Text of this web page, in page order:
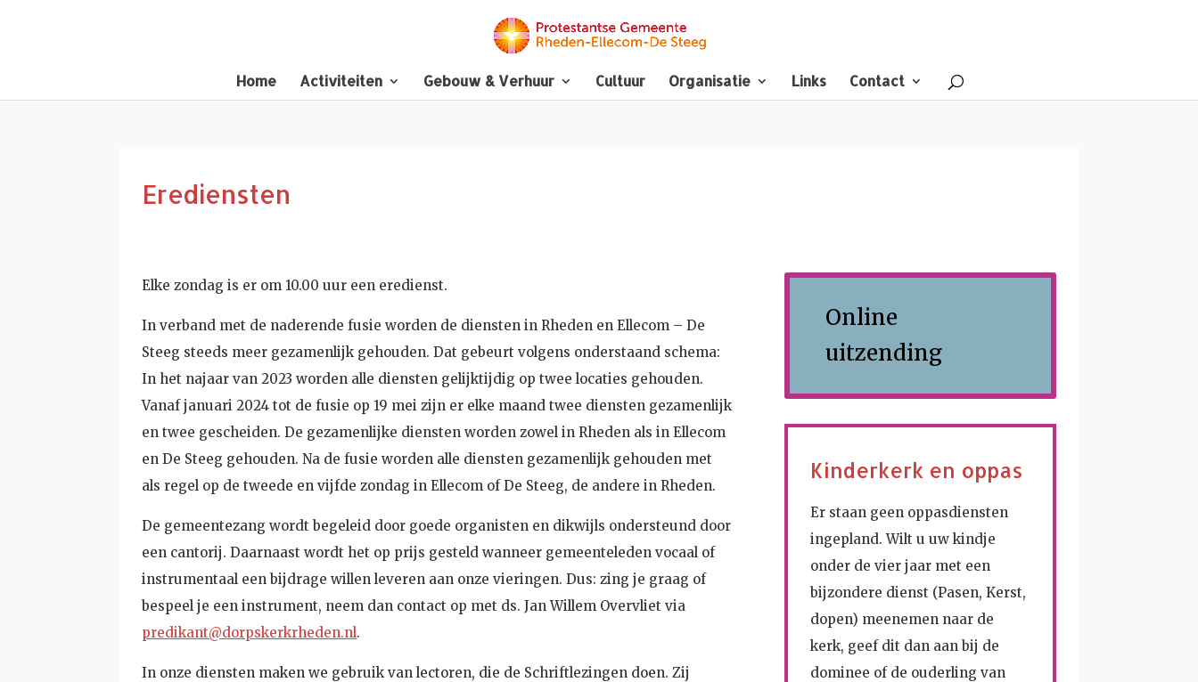
Home Activiteiten Gebouw & Verhuur Cultuur Organisatie Links Contact
Erediensten
Elke zondag is er om 10.00 uur een eredienst.
In verband met de naderende fusie worden de diensten in Rheden en Ellecom – De
Steeg steeds meer gezamenlijk gehouden. Dat gebeurt volgens onderstaand schema:
In het najaar van 2023 worden alle diensten gelijktijdig op twee locaties gehouden.
Vanaf januari 2024 tot de fusie op 19 mei zijn er elke maand twee diensten gezamenlijk
en twee gescheiden. De gezamenlijke diensten worden zowel in Rheden als in Ellecom
en De Steeg gehouden. Na de fusie worden alle diensten gezamenlijk gehouden met
als regel op de tweede en vijfde zondag in Ellecom of De Steeg, de andere in Rheden.
De gemeentezang wordt begeleid door goede organisten en dikwijls ondersteund door
een cantorij. Daarnaast wordt het op prijs gesteld wanneer gemeenteleden vocaal of
instrumentaal een bijdrage willen leveren aan onze vieringen. Dus: zing je graag of
bespeel je een instrument, neem dan contact op met ds. Jan Willem Overvliet via
predikant@dorpskerkrheden.nl.
In onze diensten maken we gebruik van lectoren, die de Schriftlezingen doen. Zij
Online
uitzending
Kinderkerk en oppas
Er staan geen oppasdiensten
ingepland. Wilt u uw kindje
onder de vier jaar met een
bijzondere dienst (Pasen, Kerst,
dopen) meenemen naar de
kerk, geef dit dan aan bij de
dominee of de ouderling van